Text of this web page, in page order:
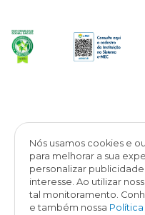
Nós usamos cookies e
para melhorar a sua
personalizar
interesse. Ao utilizar
tal monitoramento.
e também nossa